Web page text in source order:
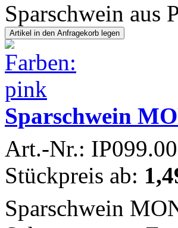
Sparschwein aus
Sparschwein
Art.-Nr.:
Stückpreis ab:
Sparschwein